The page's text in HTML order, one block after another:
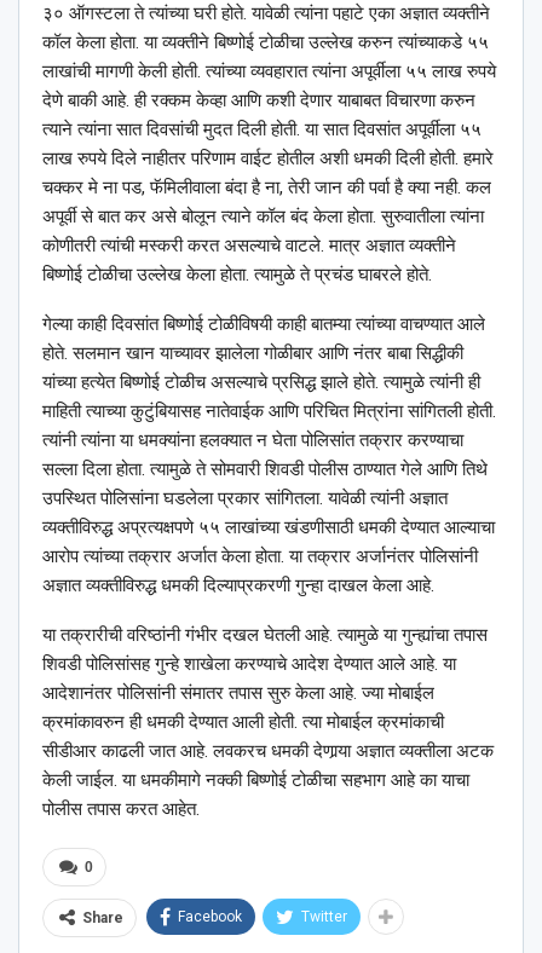
३० ऑगस्टला ते त्यांच्या घरी होते. यावेळी त्यांना पहाटे एका अज्ञात व्यक्तीने
कॉल केला होता. या व्यक्तीने बिष्णोई टोळीचा उल्लेख करुन त्यांच्याकडे ५५
लाखांची मागणी केली होती. त्यांच्या व्यवहारात त्यांना अपूर्वीला ५५ लाख रुपये
देणे बाकी आहे. ही रक्कम केव्हा आणि कशी देणार याबाबत विचारणा करुन
त्याने त्यांना सात दिवसांची मुदत दिली होती. या सात दिवसांत अपूर्वीला ५५
लाख रुपये दिले नाहीतर परिणाम वाईट होतील अशी धमकी दिली होती. हमारे
चक्कर मे ना पड, फॅमिलीवाला बंदा है ना, तेरी जान की पर्वा है क्या नही. कल
अपूर्वी से बात कर असे बोलून त्याने कॉल बंद केला होता. सुरुवातीला त्यांना
कोणीतरी त्यांची मस्करी करत असल्याचे वाटले. मात्र अज्ञात व्यक्तीने
बिष्णोई टोळीचा उल्लेख केला होता. त्यामुळे ते प्रचंड घाबरले होते.
गेल्या काही दिवसांत बिष्णोई टोळीविषयी काही बातम्या त्यांच्या वाचण्यात आले
होते. सलमान खान याच्यावर झालेला गोळीबार आणि नंतर बाबा सिद्धीकी
यांच्या हत्येत बिष्णोई टोळीच असल्याचे प्रसिद्ध झाले होते. त्यामुळे त्यांनी ही
माहिती त्याच्या कुटुंबियासह नातेवाईक आणि परिचित मित्रांना सांगितली होती.
त्यांनी त्यांना या धमक्यांना हलक्यात न घेता पोलिसांत तक्रार करण्याचा
सल्ला दिला होता. त्यामुळे ते सोमवारी शिवडी पोलीस ठाण्यात गेले आणि तिथे
उपस्थित पोलिसांना घडलेला प्रकार सांगितला. यावेळी त्यांनी अज्ञात
व्यक्तीविरुद्ध अप्रत्यक्षपणे ५५ लाखांच्या खंडणीसाठी धमकी देण्यात आल्याचा
आरोप त्यांच्या तक्रार अर्जात केला होता. या तक्रार अर्जानंतर पोलिसांनी
अज्ञात व्यक्तीविरुद्ध धमकी दिल्याप्रकरणी गुन्हा दाखल केला आहे.
या तक्रारीची वरिष्ठांनी गंभीर दखल घेतली आहे. त्यामुळे या गुन्ह्यांचा तपास
शिवडी पोलिसांसह गुन्हे शाखेला करण्याचे आदेश देण्यात आले आहे. या
आदेशानंतर पोलिसांनी संमातर तपास सुरु केला आहे. ज्या मोबाईल
क्रमांकावरुन ही धमकी देण्यात आली होती. त्या मोबाईल क्रमांकाची
सीडीआर काढली जात आहे. लवकरच धमकी देणार्‍या अज्ञात व्यक्तीला अटक
केली जाईल. या धमकीमागे नक्की बिष्णोई टोळीचा सहभाग आहे का याचा
पोलीस तपास करत आहेत.
0
Share Facebook Twitter